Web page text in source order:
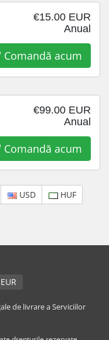
€15.00 EUR
Anual
Comandă acum
€99.00 EUR
Anual
Comandă acum
USD HUF
Română / € EUR
de livrare a Serviciilor